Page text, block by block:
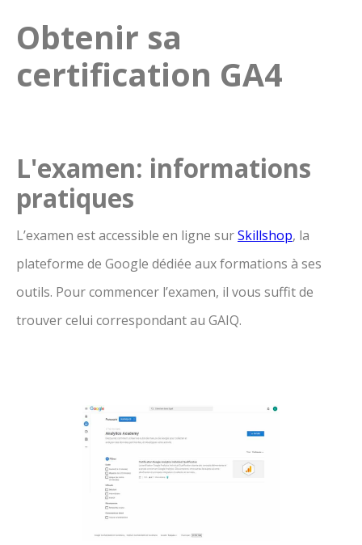
Obtenir sa
certification GA4
L'examen: informations
pratiques
L’examen est accessible en ligne surSkillshop, la
plateforme de Google dédiée aux formations à ses
outils. Pour commencer l’examen, il vous suffit de
trouver celui correspondant au GAIQ.